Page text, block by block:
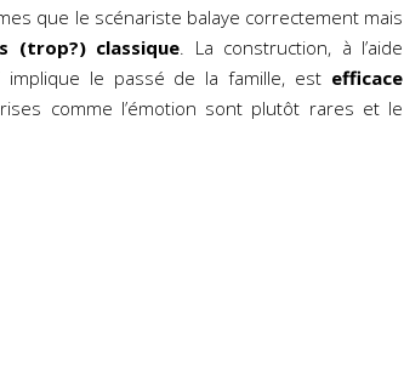
que le scénariste balaye correctement mais
(trop?) classique. La construction, à l’aide
implique le passé de la famille, est efficace
comme l’émotion sont plutôt rares et le